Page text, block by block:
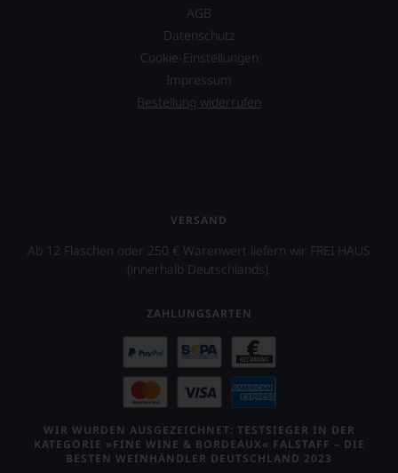
AGB
Datenschutz
Cookie-Einstellungen
Impressum
Bestellung widerrufen
VERSAND
Ab 12 Flaschen oder 250 € Warenwert liefern wir FREI HAUS
(innerhalb Deutschlands).
ZAHLUNGSARTEN
WIR WURDEN AUSGEZEICHNET: TESTSIEGER IN DER
KATEGORIE »FINE WINE & BORDEAUX« FALSTAFF – DIE
BESTEN WEINHÄNDLER DEUTSCHLAND 2023